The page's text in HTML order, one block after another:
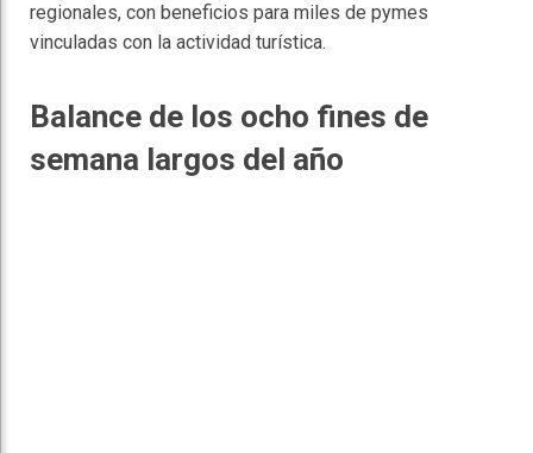
regionales, con beneficios para miles de pymes
vinculadas con la actividad turística.
Balance de los ocho fines de
semana largos del año